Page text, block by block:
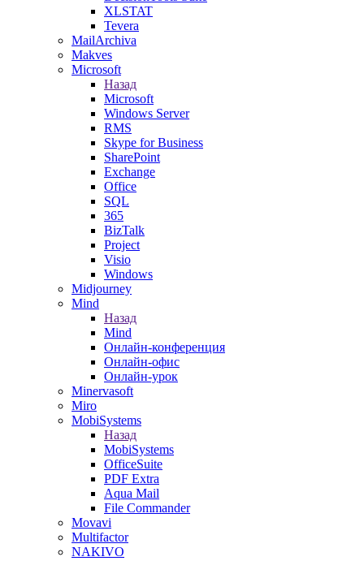
XLSTAT
Tevera
MailArchiva
Makves
Microsoft
Назад
Microsoft
Windows Server
RMS
Skype for Business
SharePoint
Exchange
Office
SQL
365
BizTalk
Project
Visio
Windows
Midjourney
Mind
Назад
Mind
Онлайн-конференция
Онлайн-офис
Онлайн-урок
Minervasoft
Miro
MobiSystems
Назад
MobiSystems
OfficeSuite
PDF Extra
Aqua Mail
File Commander
Movavi
Multifactor
NAKIVO